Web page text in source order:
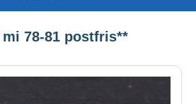
mi 78-81 postfris**